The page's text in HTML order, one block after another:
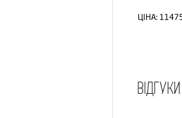
Choo
Marant
ЦІНА: